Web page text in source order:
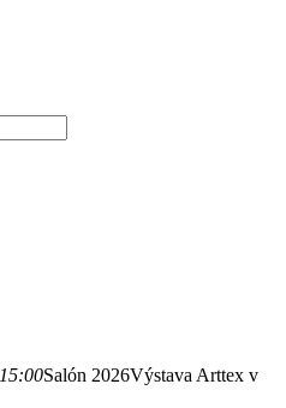
15:00Salón 2026Výstava Arttex v